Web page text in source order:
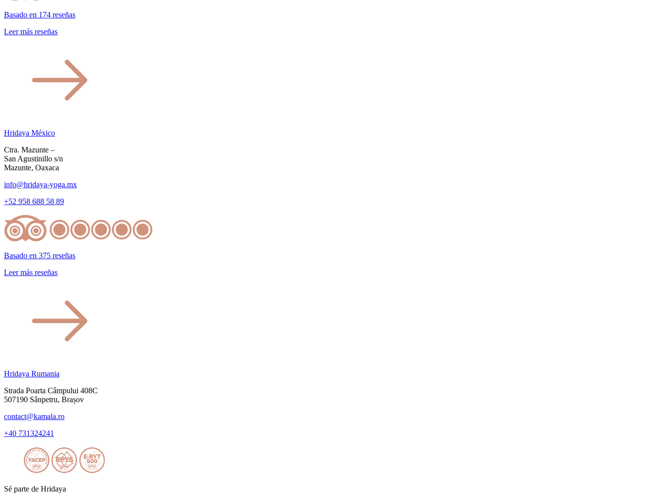
Basado en 174 reseñas
Leer más reseñas
Hridaya México
Ctra. Mazunte –
San Agustinillo s/n
Mazunte, Oaxaca
info@hridaya-yoga.mx
+52 958 688 58 89
Basado en 375 reseñas
Leer más reseñas
Hridaya Rumania
Strada Poarta Câmpului 408C
507190 Sânpetru, Brașov
contact@kamala.ro
+40 731324241
Sé parte de Hridaya